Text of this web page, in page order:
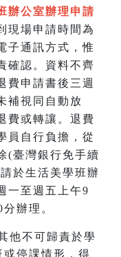
辦公室辦理申請
現場申請時間為
子通訊方式，惟
確認。資料不齊
費申請書後三週
補視同自動放
費或轉讓。退費
員自行負擔，從
(臺灣銀行免手續
於生活美學班辦
一至週五上午9
辦理。
他不可歸責於學
或停課情形，得